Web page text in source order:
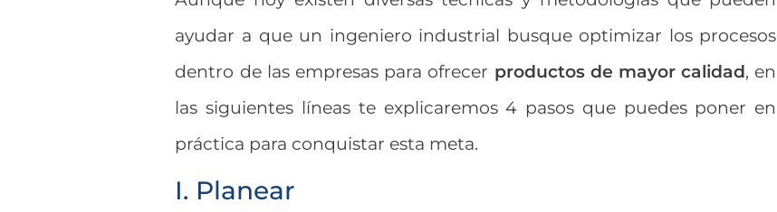
ayudar a que un ingeniero industrial busque optimizar los procesos
dentro de las empresas para ofrecer productos de mayor calidad, en
las siguientes líneas te explicaremos 4 pasos que puedes poner en
práctica para conquistar esta meta.
I. Planear